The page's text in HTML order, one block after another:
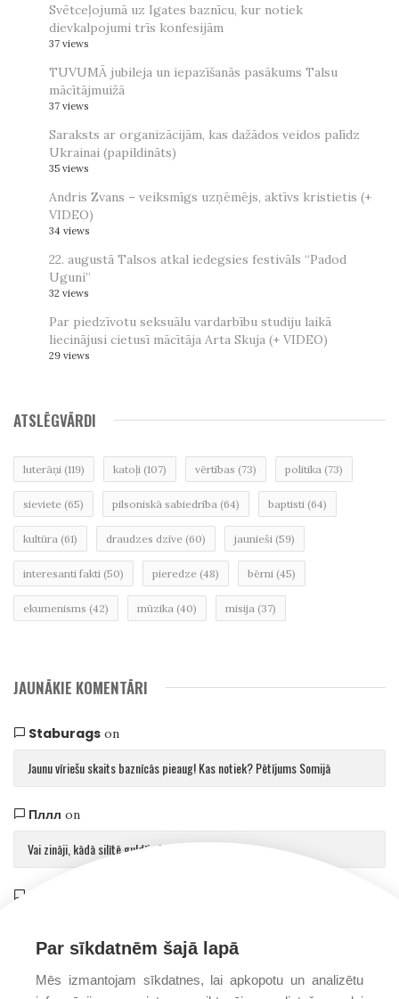
Svētceļojumā uz Igates baznīcu, kur notiek
dievkalpojumi trīs konfesijām
37 views
TUVUMĀ jubileja un iepazīšanās pasākums Talsu
mācītājmuižā
37 views
Saraksts ar organizācijām, kas dažādos veidos palīdz
Ukrainai (papildināts)
35 views
Andris Zvans – veiksmīgs uzņēmējs, aktīvs kristietis (+
VIDEO)
34 views
22. augustā Talsos atkal iedegsies festivāls “Padod
Uguni”
32 views
Par piedzīvotu seksuālu vardarbību studiju laikā
liecinājusi cietusī mācītāja Arta Skuja (+ VIDEO)
29 views
ATSLĒGVĀRDI
luterāņi (119) katoļi (107) vērtības (73) politika (73)
sieviete (65) pilsoniskā sabiedrība (64) baptisti (64)
kultūra (61) draudzes dzīve (60) jaunieši (59)
interesanti fakti (50) pieredze (48) bērni (45)
ekumenisms (42) mūzika (40) misija (37)
JAUNĀKIE KOMENTĀRI
Staburagson
Jaunu vīriešu skaits baznīcās pieaug! Kas notiek? Pētījums Somijā
Пллл on
Vai zināji, kādā silītē guldīja Jēzu?
Par sīkdatnēm šajā lapā
Mēs izmantojam sīkdatnes, lai apkopotu un analizētu